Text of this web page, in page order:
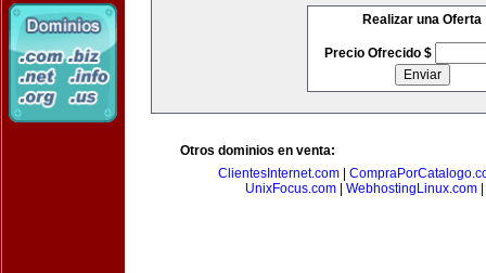
Realizar una Oferta
Precio Ofrecido $
Otros dominios en venta:
ClientesInternet.com
UnixFocus.com| WebhostingLinux.com|